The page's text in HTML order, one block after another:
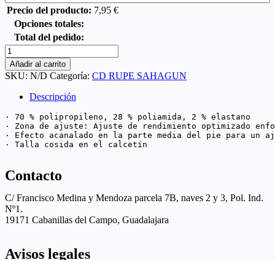
Precio del producto: 7,95 €
Opciones totales:
Total del pedido:
Añadir al carrito
SKU: N/D Categoría: CD RUPE SAHAGUN
Descripción
· 70 % polipropileno, 28 % poliamida, 2 % elastano
· Zona de ajuste: Ajuste de rendimiento optimizado
· Efecto acanalado en la parte media del pie para un
· Talla cosida en el calcetín
Contacto
C/ Francisco Medina y Mendoza parcela 7B, naves 2 y 3, Pol. Ind.
Nº1.
19171 Cabanillas del Campo, Guadalajara
Avisos legales